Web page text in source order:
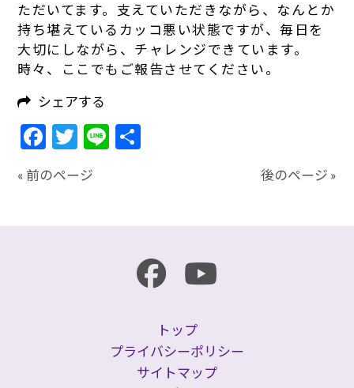
ただいてます。支えていただきながら、なんとか
持ち堪えているカッコ悪い状態ですが、毎日を
大切にしながら、チャレンジできています。
時々、ここでもご報告させてください。
シェアする
Facebook
Twitter
Line
« 前のページ 後のページ »
トップ
プライバシーポリシー
サイトマップ